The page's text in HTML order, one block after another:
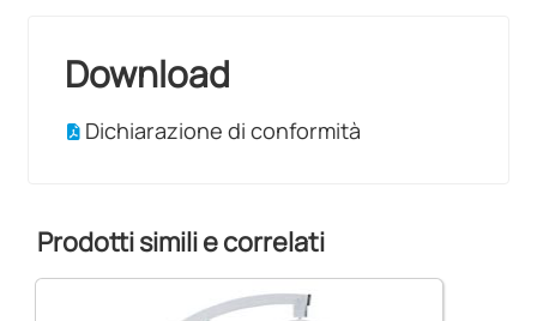
Download
Dichiarazione di conformità
Prodotti simili e correlati